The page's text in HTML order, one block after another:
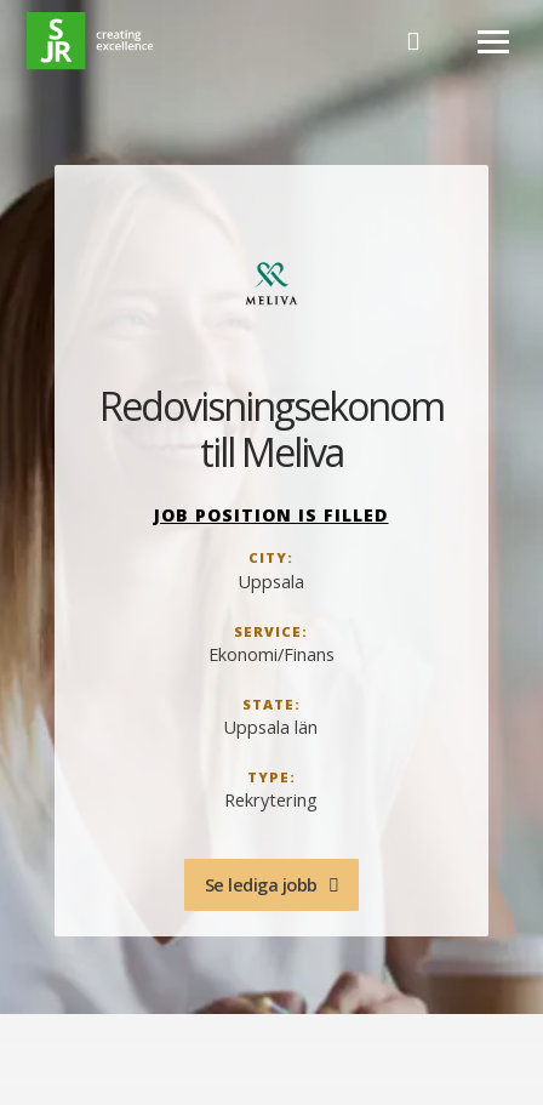
Hoppa till innehåll
JOB POSITION IS FILLED
CITY:
Uppsala
SERVICE:
Ekonomi/Finans
STATE:
Uppsala län
TYPE:
Rekrytering
Redovisningsekonom
till Meliva
Se lediga jobb